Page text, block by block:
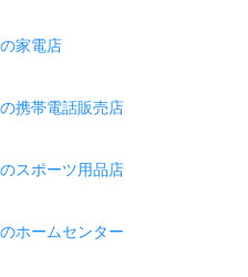
家電店
携帯電話販売店
スポーツ用品店
ホームセンター